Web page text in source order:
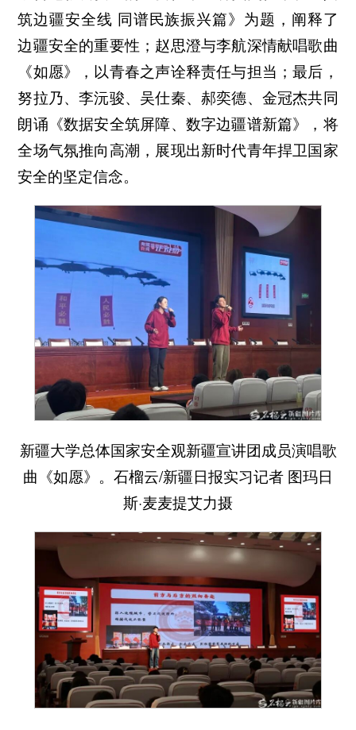
筑边疆安全线 同谱民族振兴篇》为题，阐释了
边疆安全的重要性；赵思澄与李航深情献唱歌曲
《如愿》，以青春之声诠释责任与担当；最后，
努拉乃、李沅骏、吴仕秦、郝奕德、金冠杰共同
朗诵《数据安全筑屏障、数字边疆谱新篇》，将
全场气氛推向高潮，展现出新时代青年捍卫国家
安全的坚定信念。
新疆大学总体国家安全观新疆宣讲团成员演唱歌
曲《如愿》。石榴云/新疆日报实习记者 图玛日
斯·麦麦提艾力摄